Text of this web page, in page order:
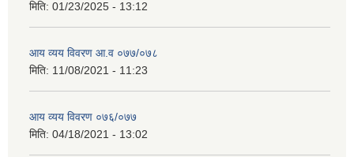
मिति: 01/23/2025 - 13:12
आय व्यय विवरण आ.व ०७७/०७८
मिति: 11/08/2021 - 11:23
आय व्यय विवरण ०७६/०७७
मिति: 04/18/2021 - 13:02